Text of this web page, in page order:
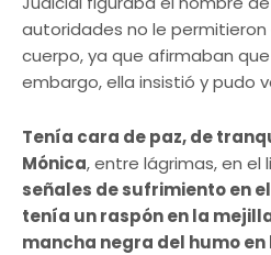
autoridades no le permitieron
cuerpo, ya que afirmaban
embargo, ella insistió y pudo
Tenía cara de paz, de
Mónica, entre lágrimas, en el
señales de sufrimiento en
tenía un raspón en la
mancha negra del humo en